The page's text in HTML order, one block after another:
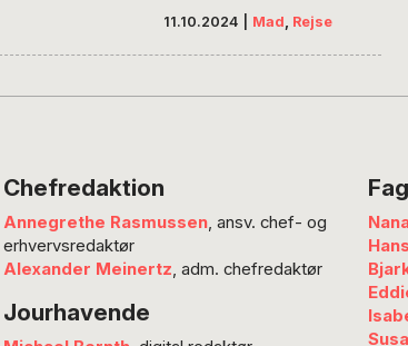
gamle og en del
overraskende nyt. Det
og inviterer i klummen
her med til Bourgogne,
Grenoble, Besançon og
stop var nogle dage
11.10.2024 Mad Rejse
Chefredaktion
Annegrethe Rasmussen, ansv. chef- og
erhvervsredaktør
Alexander Meinertz, adm. chefredaktør
Jourhavende